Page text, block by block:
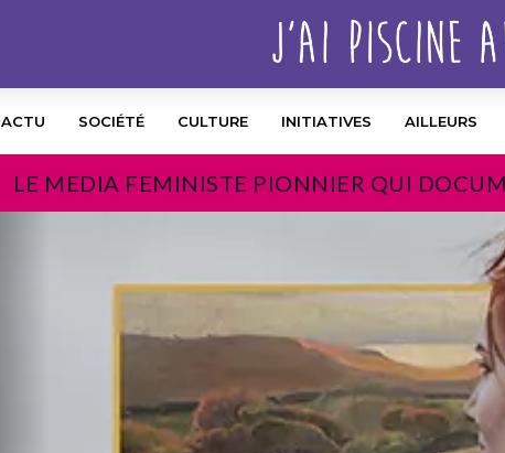
ACTU SOCIÉTÉ CULTURE INITIATIVES AILLEURS
LE MEDIA FEMINISTE PIONNIER QUI